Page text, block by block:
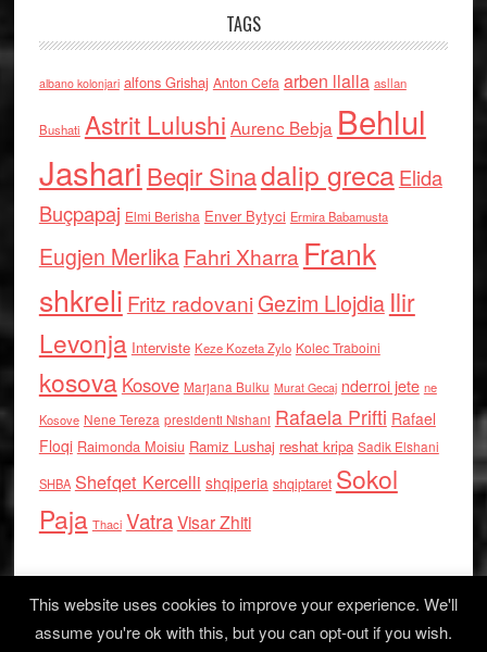
TAGS
albano kolonjari alfons Grishaj Anton Cefa arben llalla asllan
Bushati Astrit Lulushi Aurenc Bebja Behlul
Jashari Beqir Sinadalip grecaElida
Buçpapaj Elmi Berisha Enver Bytyci Ermira Babamusta
Eugjen MerlikaFahri Xharra Frank
shkreli Fritz radovaniGezim Llojdia Ilir
Levonja Interviste Keze Kozeta Zylo Kolec Traboini
kosova Kosove Marjana Bulku Murat Gecaj nderroi jete ne
Kosove Nene Tereza presidenti Nishani Rafaela Prifti Rafael
Floqi Raimonda Moisiu Ramiz Lushaj reshat kripa Sadik Elshani
SHBA Shefqet Kercelli shqiperia shqiptaret Sokol
Paja Thaci VatraVisar Zhiti
This website uses cookies to improve your experience. We'll
assume you're ok with this, but you can opt-out if you wish.